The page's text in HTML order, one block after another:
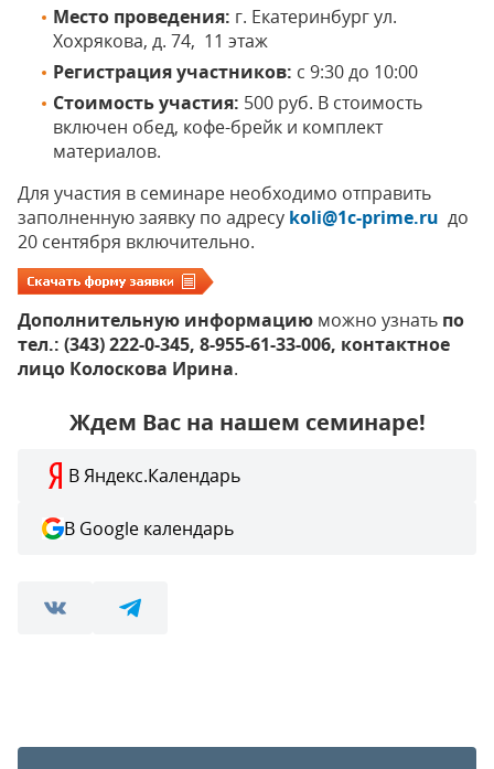
Место проведения: г. Екатеринбург ул.
Хохрякова, д. 74, 11 этаж
Регистрация участников: с 9:30 до 10:00
Стоимость участия: 500 руб. В стоимость
включен обед, кофе-брейк и комплект
материалов.
Для участия в семинаре необходимо отправить
заполненную заявку по адресу koli@1c-prime.ru до
20 cентября включительно.
Дополнительную информацию можно узнать по
тел.: (343) 222-0-345, 8-955-61-33-006, контактное
лицо Колоскова Ирина.
Ждем Вас на нашем семинаре!
В Яндекс.Календарь
В Google календарь